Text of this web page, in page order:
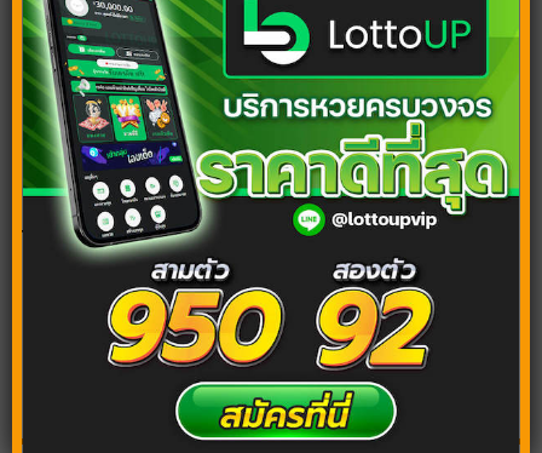
งวดนี้
ฝันว่าตกนรก จะเสียทรัยพ์หรือรับโชคกันแน่ พร้อม
เลขเด็ดแม่นๆ
Tags: ฝันถึงนกแก้ว
ฝันเห็นนกแก้ว
ฝันเห็นนกแก้วมาคอว์
ฝันเห็นนกแก้วหลายตัว